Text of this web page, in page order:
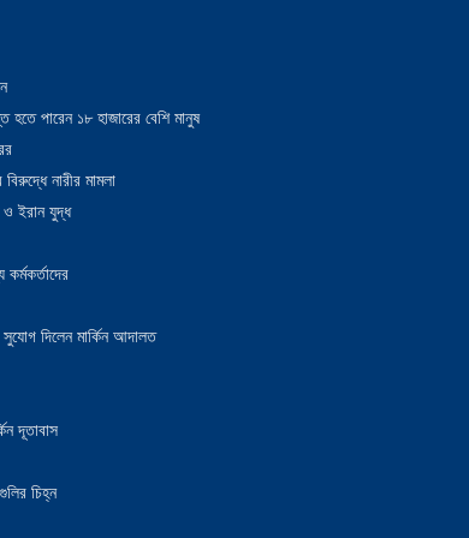
হতে পারেন ১৮ হাজারের বেশি মানুষ
নারীর মামলা
ও ইরান যুদ্ধ
দিলেন মার্কিন আদালত
দূতাবাস
চিহ্ন